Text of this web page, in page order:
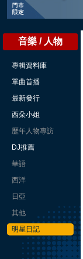
音樂 / 人物
專輯資料庫
單曲首播
最新發行
西朵小姐
歷年人物專訪
DJ推薦
華語
西洋
日亞
其他
明星日記